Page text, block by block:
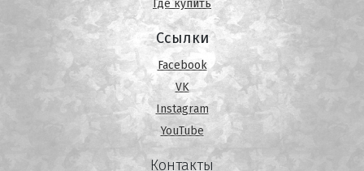
Где купить
Ссылки
Facebook
VK
Instagram
YouTube
Контакты